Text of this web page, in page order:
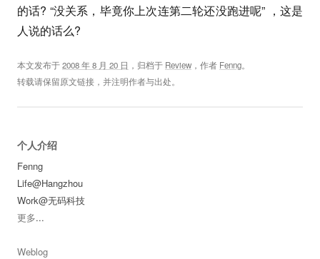
的话? “没关系，毕竟你上次连第二轮还没跑进呢” ，这是
人说的话么?
本文发布于2008 年 8 月 20 日 ，归档于 Review ，作者 Fenng。
转载请保留原文链接，并注明作者与出处。
个人介绍
Fenng
Life@Hangzhou
Work@无码科技
更多...
Weblog